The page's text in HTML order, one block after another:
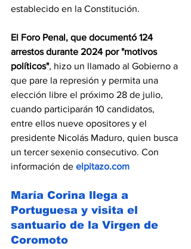
establecido en la Constitución.
El Foro Penal, que documentó 124
arrestos durante 2024 por "motivos
políticos", hizo un llamado al Gobierno a
que pare la represión y permita una
elección libre el próximo 28 de julio,
cuando participarán 10 candidatos,
entre ellos nueve opositores y el
presidente Nicolás Maduro, quien busca
un tercer sexenio consecutivo. Con
información de elpitazo.com
María Corina llega a
Portuguesa y visita el
santuario de la Virgen de
Coromoto